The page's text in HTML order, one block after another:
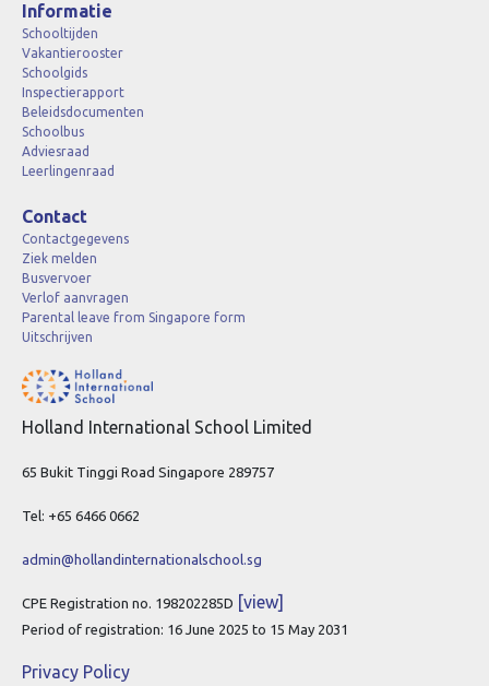
Informatie
Schooltijden
Vakantierooster
Schoolgids
Inspectierapport
Beleidsdocumenten
Schoolbus
Adviesraad
Leerlingenraad
Contact
Contactgegevens
Ziek melden
Busvervoer
Verlof aanvragen
Parental leave from Singapore form
Uitschrijven
Holland International School Limited
65 Bukit Tinggi Road Singapore 289757
Tel: +65 6466 0662
admin@hollandinternationalschool.sg
CPE Registration no. 198202285D [view]
Period of registration: 16 June 2025 to 15 May 2031
Privacy Policy